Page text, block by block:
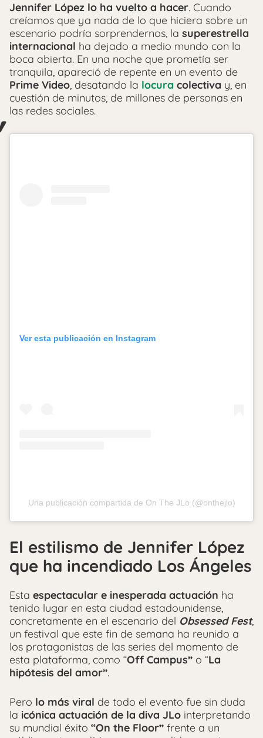
Jennifer López lo ha vuelto a hacer. Cuando
creíamos que ya nada de lo que hiciera sobre un
escenario podría sorprendernos, la superestrella
internacional ha dejado a medio mundo con la
boca abierta. En una noche que prometía ser
tranquila, apareció de repente en un evento de
Prime Video, desatando la locura colectiva y, en
cuestión de minutos, de millones de personas en
las redes sociales.
Ver esta publicación en Instagram
Una publicación compartida de On The JLo (@onthejlo)
El estilismo de Jennifer López
que ha incendiado Los Ángeles
Esta espectacular e inesperada actuación ha
tenido lugar en esta ciudad estadounidense,
concretamente en el escenario del Obsessed Fest,
un festival que este fin de semana ha reunido a
los protagonistas de las series del momento de
esta plataforma, como “Off Campus” o “La
hipótesis del amor”.
Pero lo más viral de todo el evento fue sin duda
la icónica actuación de la diva JLo interpretando
su mundial éxito “On the Floor” frente a un